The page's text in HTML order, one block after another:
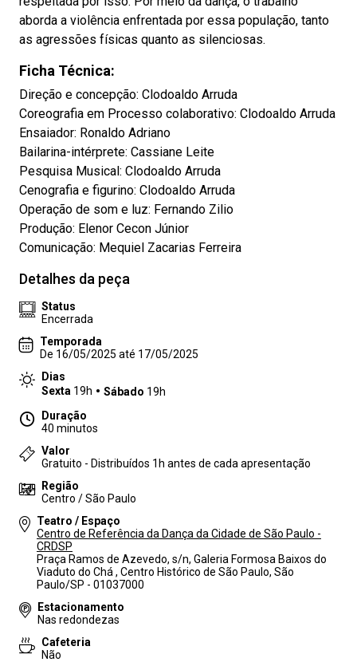
aborda a violência enfrentada por essa população, tanto
as agressões físicas quanto as silenciosas.
Ficha Técnica:
Direção e concepção: Clodoaldo Arruda
Coreografia em Processo colaborativo: Clodoaldo Arruda
Ensaiador: Ronaldo Adriano
Bailarina-intérprete: Cassiane Leite
Pesquisa Musical: Clodoaldo Arruda
Cenografia e figurino: Clodoaldo Arruda
Operação de som e luz: Fernando Zilio
Produção: Elenor Cecon Júnior
Comunicação: Mequiel Zacarias Ferreira
Detalhes da peça
Status
Encerrada
Temporada
De 16/05/2025 até 17/05/2025
Dias
Sexta 19h Sábado 19h
Duração
40 minutos
Valor
Gratuito - Distribuídos 1h antes de cada apresentação
Região
Centro / São Paulo
Teatro / Espaço
Centro de Referência da Dança da Cidade de São Paulo -
CRDSP
Praça Ramos de Azevedo, s/n, Galeria Formosa Baixos do
Viaduto do Chá , Centro Histórico de São Paulo, São
Paulo/SP - 01037000
Estacionamento
Nas redondezas
Cafeteria
Não